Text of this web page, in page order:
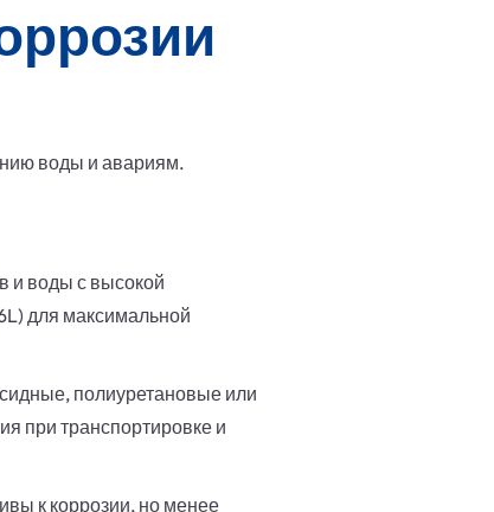
воды и авариям.
и воды с высокой
для максимальной
полиуретановые или
при транспортировке и
к коррозии, но менее